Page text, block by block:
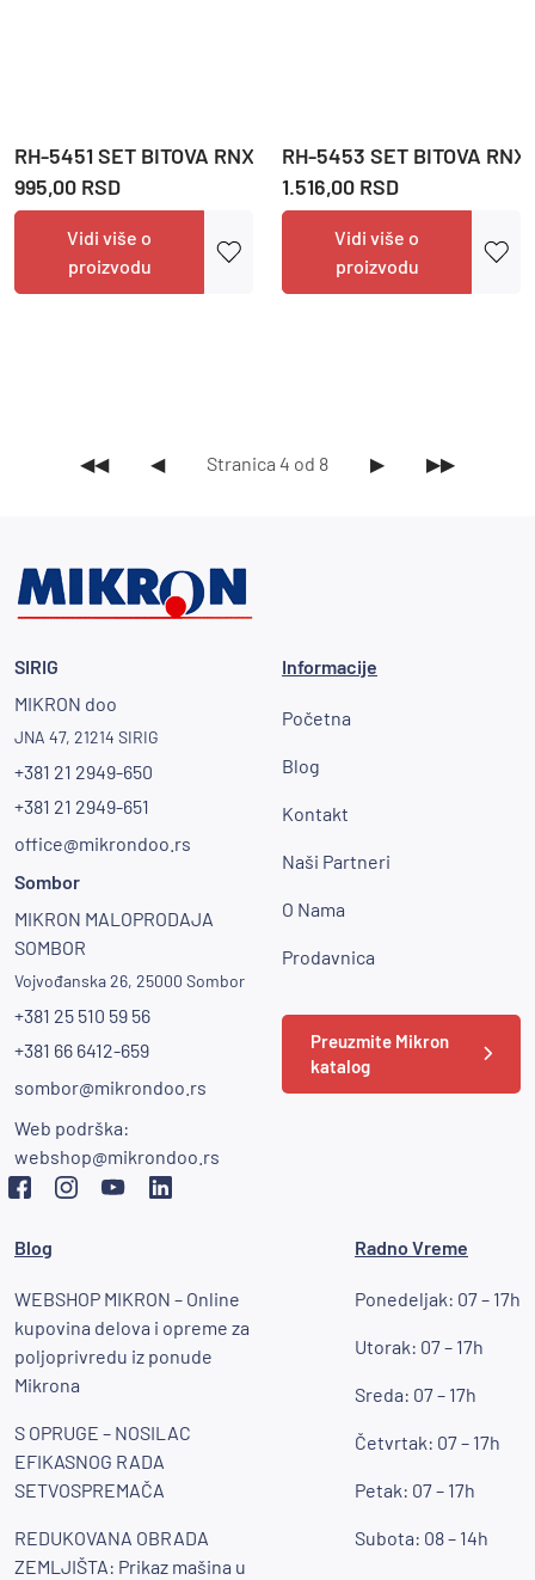
RH-5451 SET BITOVA RNX
995,00 RSD
Vidi više o
proizvodu
RH-5453 SET BITOVA RNX
1.516,00 RSD
Vidi više o
proizvodu
◀◀ ◀ Stranica 4 od 8 ▶ ▶▶
SIRIG
MIKRON doo
JNA 47, 21214 SIRIG
+381 21 2949-650
+381 21 2949-651
office@mikrondoo.rs
Sombor
MIKRON MALOPRODAJA
SOMBOR
Vojvođanska 26, 25000 Sombor
+381 25 510 59 56
+381 66 6412-659
sombor@mikrondoo.rs
Web podrška:
webshop@mikrondoo.rs
Informacije
Početna
Blog
Kontakt
Naši Partneri
O Nama
Prodavnica
Preuzmite Mikron
katalog
Blog
WEBSHOP MIKRON – Online
kupovina delova i opreme za
poljoprivredu iz ponude
Mikrona
S OPRUGE – NOSILAC
EFIKASNOG RADA
SETVOSPREMAČA
REDUKOVANA OBRADA
ZEMLJIŠTA: Prikaz mašina u
Radno Vreme
Ponedeljak: 07 – 17h
Utorak: 07 – 17h
Sreda: 07 – 17h
Četvrtak: 07 – 17h
Petak: 07 – 17h
Subota: 08 – 14h